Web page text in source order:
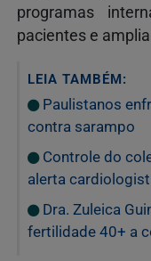
programas
pacientes e
LEIA TAMBÉM:
Paulistanos
contra sarampo
Controle do
alerta
Dra. Zuleica
fertilidade 40+ a